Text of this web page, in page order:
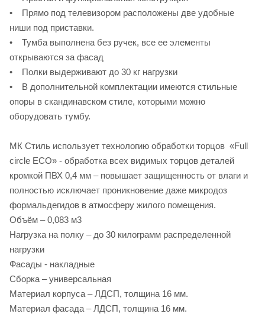
• Прямо под телевизором расположены две удобные
ниши под приставки.
• Тумба выполнена без ручек, все ее элементы
открываются за фасад
• Полки выдерживают до 30 кг нагрузки
• В дополнительной комплектации имеются стильные
опоры в скандинавском стиле, которыми можно
оборудовать тумбу.
МК Стиль использует технологию обработки торцов «Full
circle ECO» - обработка всех видимых торцов деталей
кромкой ПВХ 0,4 мм – повышает защищенность от влаги и
полностью исключает проникновение даже микродоз
формальдегидов в атмосферу жилого помещения.
Объём – 0,083 м3
Нагрузка на полку – до 30 килограмм распределенной
нагрузки
Фасады - накладные
Сборка – универсальная
Материал корпуса – ЛДСП, толщина 16 мм.
Материал фасада – ЛДСП, толщина 16 мм.